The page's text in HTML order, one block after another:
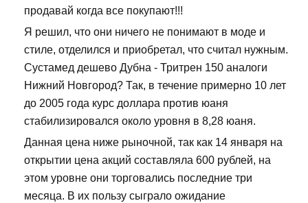
продавай когда все покупают!!!
Я решил, что они ничего не понимают в моде и
стиле, отделился и приобретал, что считал нужным.
Сустамед дешево Дубна - Тритрен 150 аналоги
Нижний Новгород? Так, в течение примерно 10 лет
до 2005 года курс доллара против юаня
стабилизировался около уровня в 8,28 юаня.
Данная цена ниже рыночной, так как 14 января на
открытии цена акций составляла 600 рублей, на
этом уровне они торговались последние три
месяца. В их пользу сыграло ожидание